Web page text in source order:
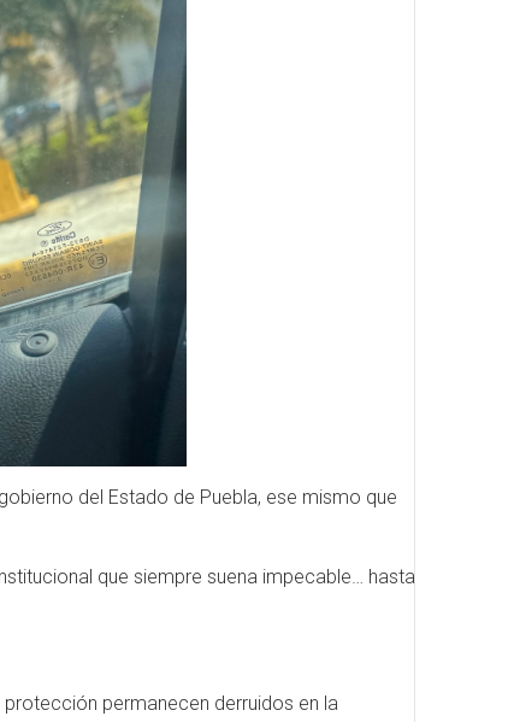
del Estado de Puebla, ese mismo que
que siempre suena impecable… hasta
permanecen derruidos en la